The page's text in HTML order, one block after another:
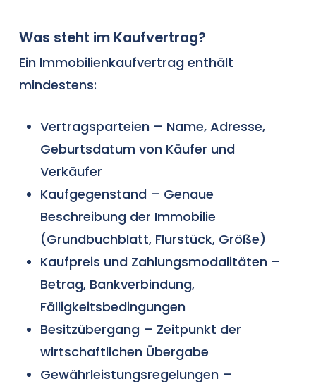
Was steht im Kaufvertrag?
Ein Immobilienkaufvertrag enthält
mindestens:
Vertragsparteien – Name, Adresse,
Geburtsdatum von Käufer und
Verkäufer
Kaufgegenstand – Genaue
Beschreibung der Immobilie
(Grundbuchblatt, Flurstück, Größe)
Kaufpreis und Zahlungsmodalitäten –
Betrag, Bankverbindung,
Fälligkeitsbedingungen
Besitzübergang – Zeitpunkt der
wirtschaftlichen Übergabe
Gewährleistungsregelungen –